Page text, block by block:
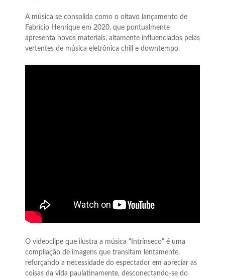
A música se consolida como o oitavo lançamento de
Fabrício Henrique em 2020, que pontualmente
apresenta novos materiais, altamente influenciados pelas
vertentes de música eletrônica chill e downtempo.
O videoclipe que ilustra a música “Intrínseco” é uma
compilação de imagens que transitam lentamente,
reforçando a necessidade do espectador em apreciar as
coisas da vida paulatinamente, desconectando-se do